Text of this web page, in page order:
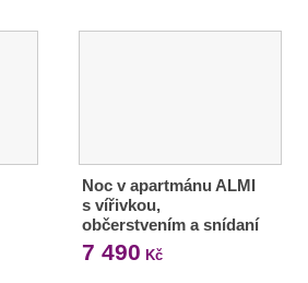
Noc v apartmánu ALMI
s vířivkou,
občerstvením a snídaní
7 490 Kč